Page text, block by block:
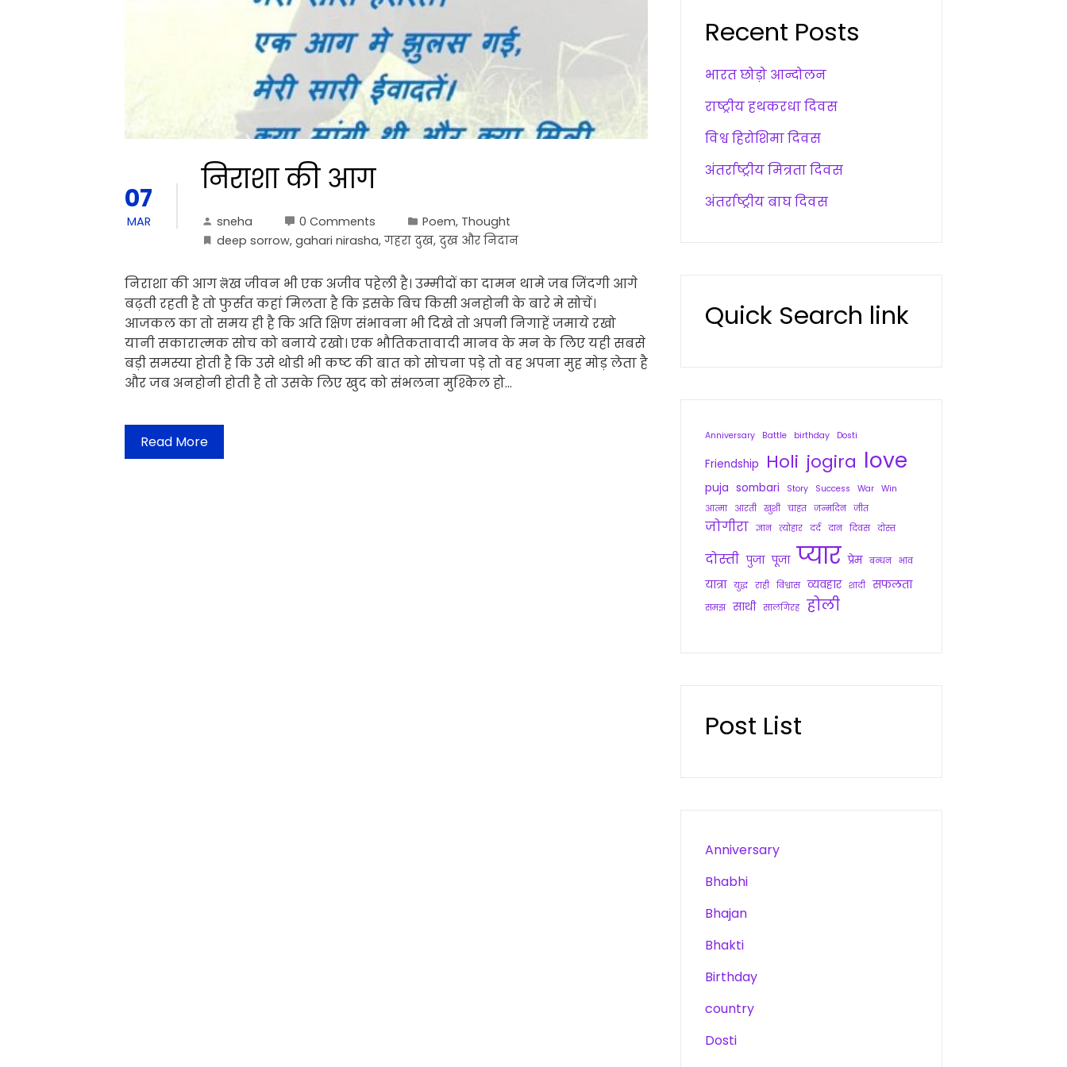
07
MAR
निराशा की आग
sneha 0 Comments Poem, Thought
deep sorrow, gahari nirasha, गहरा दुख, दुख और निदान
निराशा की आग लॆख जीवन भी एक अजीव पहेली है। उम्मीदों का दामन थामे जब जिंदगी आगे
बढ़ती रहती है तो फुर्सत कहां मिलता है कि इसके बिच किसी अनहोनी के बारे मे सोचें।
आजकल का तो समय ही है कि अति क्षिण संभावना भी दिखे तो अपनी निगाहें जमाये रखो
यानी सकारात्मक सोच को बनाये रखो। एक भौतिकतावादी मानव के मन के लिए यही सबसे
बड़ी समस्या होती है कि उसे थोडी भी कष्ट की बात को सोचना पड़े तो वह अपना मुह मोड़ लेता है
और जब अनहोनी होती है तो उसके लिए खुद को संभलना मुश्किल हो…
Read More
Recent Posts
भारत छोड़ो आन्दोलन
राष्ट्रीय हथकरधा दिवस
विश्व हिरोशिमा दिवस
अंतर्राष्ट्रीय मित्रता दिवस
अंतर्राष्ट्रीय बाघ दिवस
Quick Search link
Anniversary Battle birthday Dosti
Friendship Holi jogira love
puja sombari Story Success War
Win
आत्मा
आरती खुशी चाहत जन्मदिन जीत
जोगीरा ज्ञान त्योहार दर्द दान दिवस दोस्त
दोस्ती पुजा पूजा प्यार प्रेम बन्धन भाव
यात्रा युद्ध राही विश्वास व्यवहार शादी सफलता
समझ साथी सालगिरह होली
Post List
Anniversary
Bhabhi
Bhajan
Bhakti
Birthday
country
Dosti